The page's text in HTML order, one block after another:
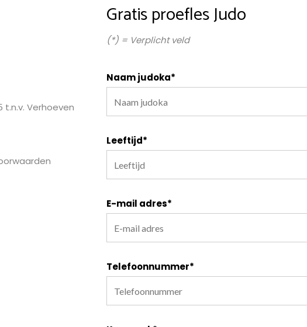
t.n.v. Verhoeven
Gratis proefles Judo
(*) = Verplicht veld
Naam judoka*
Leeftijd*
E-mail adres*
Telefoonnummer*